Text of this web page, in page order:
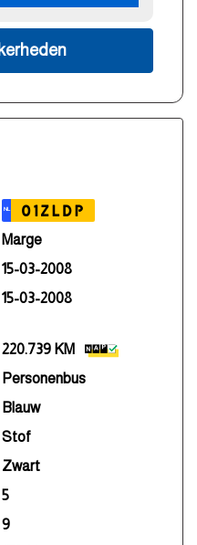
NL 01ZLDP
Marge
15-03-2008
15-03-2008
220.739 KM
Personenbus
Blauw
Stof
Zwart
5
9